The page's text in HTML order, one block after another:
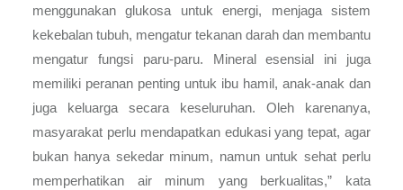
menggunakan glukosa untuk energi, menjaga sistem
kekebalan tubuh, mengatur tekanan darah dan membantu
mengatur fungsi paru-paru. Mineral esensial ini juga
memiliki peranan penting untuk ibu hamil, anak-anak dan
juga keluarga secara keseluruhan. Oleh karenanya,
masyarakat perlu mendapatkan edukasi yang tepat, agar
bukan hanya sekedar minum, namun untuk sehat perlu
memperhatikan air minum yang berkualitas,” kata